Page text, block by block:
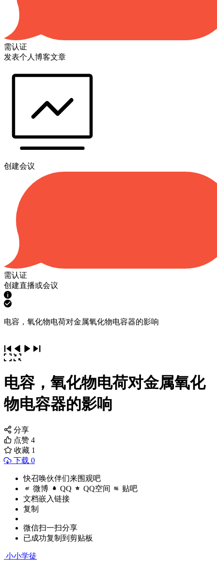
需认证
发表个人博客文章
创建会议
需认证
创建直播或会议
电容，氧化物电荷对金属氧化物电容器的影响
电容，氧化物电荷对金属氧化
物电容器的影响
分享
点赞 4
收藏 1
下载 0
快召唤伙伴们来围观吧
微博 QQ QQ空间 贴吧
文档嵌入链接
复制
微信扫一扫分享
已成功复制到剪贴板
小小学徒